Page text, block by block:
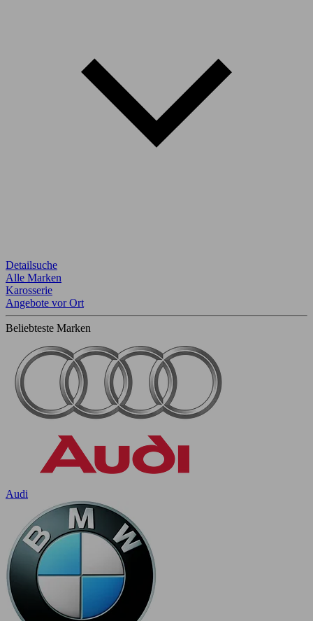
Detailsuche
Alle Marken
Karosserie
Angebote vor Ort
Beliebteste Marken
Audi